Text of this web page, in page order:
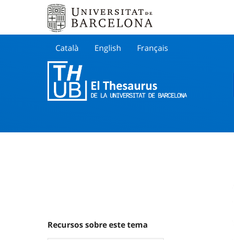
Català English Français
Recursos sobre este tema